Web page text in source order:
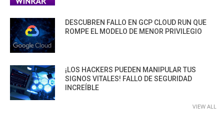
DESCUBREN FALLO EN GCP CLOUD RUN QUE
ROMPE EL MODELO DE MENOR PRIVILEGIO
¡LOS HACKERS PUEDEN MANIPULAR TUS
SIGNOS VITALES! FALLO DE SEGURIDAD
INCREÍBLE
VIEW ALL